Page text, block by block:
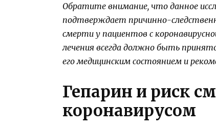
Обратите внимание, что данное
подтверждает причинно-
смерти у пациентов с
лечения всегда должно быть
его медицинским состоянием и
Гепарин и риск
коронавирусом